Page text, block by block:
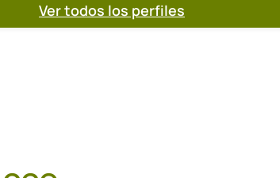
Ver todos los perfiles